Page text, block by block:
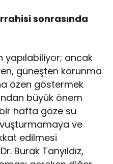
sonrasında
yapılabiliyor; ancak
güneşten korunma
özen göstermek
büyük önem
hafta göze su
ve
edilmesi
Burak Tanyıldız,